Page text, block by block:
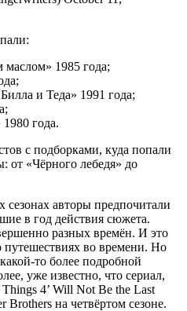
1985 года;
и Теда» 1991 года;
года.
с подборками, куда попали
от «Чёрного лебедя» до
авторы предпочитали
в год действия сюжета.
разных времён. И это
путешествиях во времени. Но
то более подробной
уже известно, что сериал,
Things 4’ Will Not Be the Last
Brothers на четвёртом сезоне.